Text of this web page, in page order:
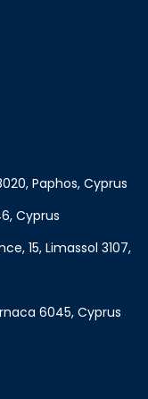
Paphos, Cyprus
Cyprus
15, Limassol 3107,
6045, Cyprus